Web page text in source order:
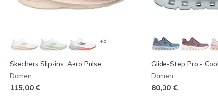
+3
Skechers Slip-ins: Aero Pulse
Damen
115,00 €
Glide-Step Pro -
Damen
80,00 €